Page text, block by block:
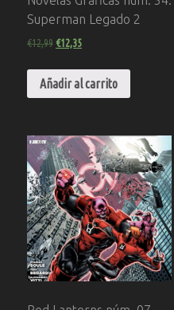
Superman Legado 2
€12,99€12,35
Añadir al carrito